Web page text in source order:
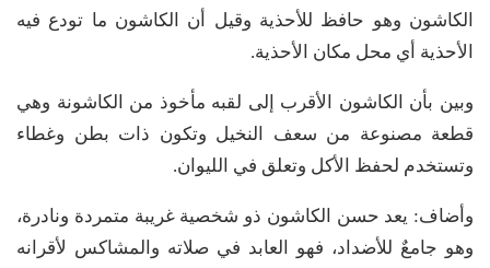
الكاشون وهو حافظ للأحذية وقيل أن الكاشون ما تودع فيه
الأحذية أي محل مكان الأحذية.
وبين بأن الكاشون الأقرب إلى لقبه مأخوذ من الكاشونة وهي
قطعة مصنوعة من سعف النخيل وتكون ذات بطن وغطاء
وتستخدم لحفظ الأكل وتعلق في الليوان.
وأضاف: يعد حسن الكاشون ذو شخصية غريبة متمردة ونادرة،
وهو جامعٌ للأضداد، فهو العابد في صلاته والمشاكس لأقرانه